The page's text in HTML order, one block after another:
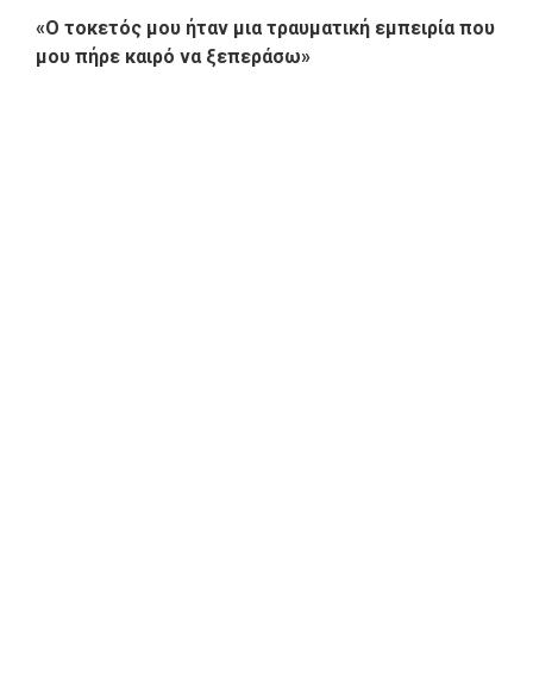
«Ο τοκετός μου ήταν μια τραυματική εμπειρία που
μου πήρε καιρό να ξεπεράσω»